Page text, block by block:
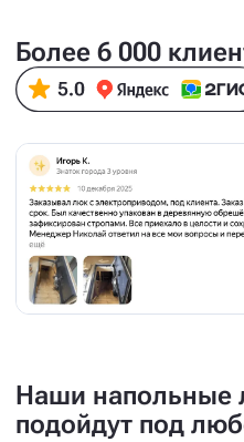
Более 6 000
Наши напольные
подойдут под